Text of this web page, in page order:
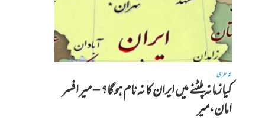
شاعری
کیازمانہ پلٹنے میں ایران کا نہ نام ہو گا؟ – میر افسر
امان،میر